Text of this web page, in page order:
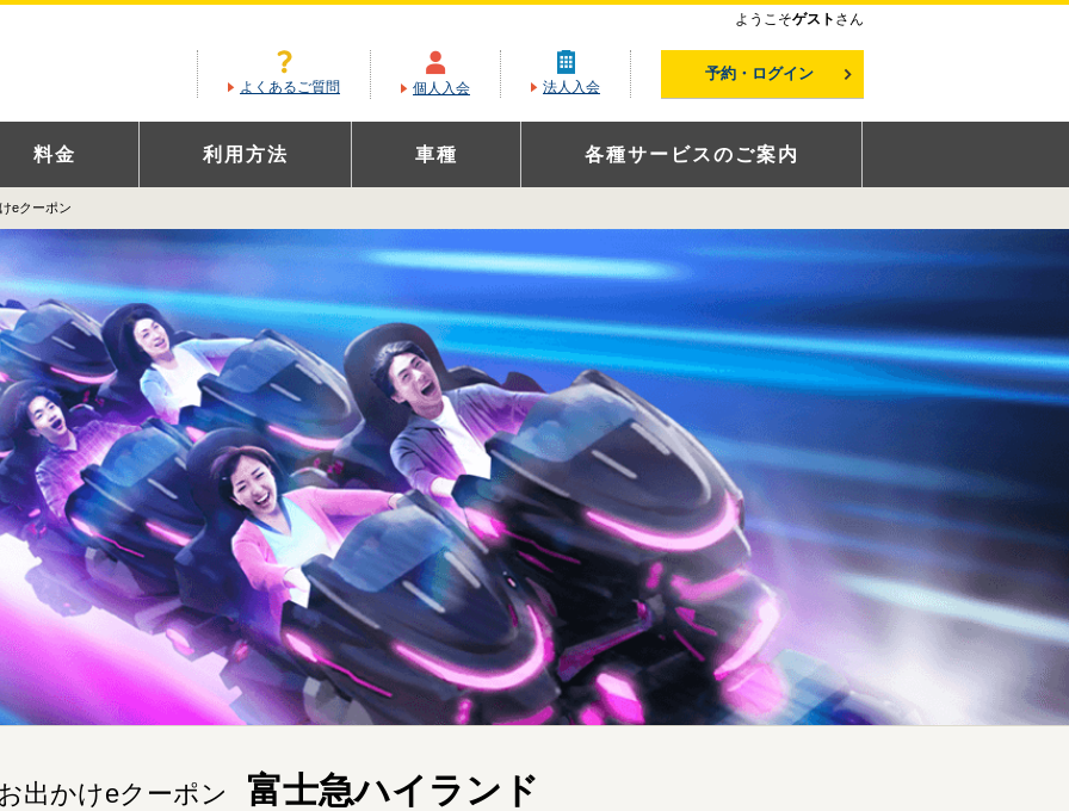
ようこそゲスト さん
よくあるご質問 個人入会 法人入会
予約・ログイン
料金 利用方法 車種 各種サービスのご案内
eクーポン
お出かけeクーポン 富士急ハイランド